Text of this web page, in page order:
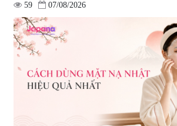
59
07/08/2026